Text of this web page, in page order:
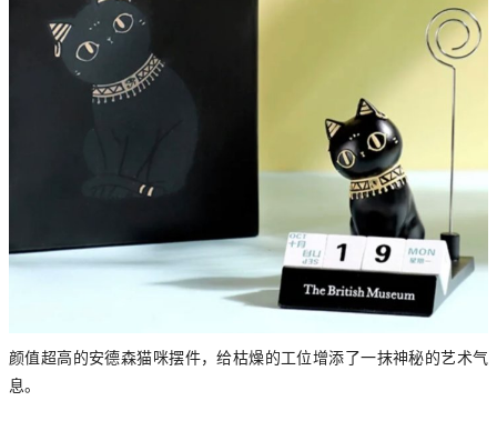
颜值超高的安德森猫咪摆件，给枯燥的工位增添了一抹神秘的艺术气
息。